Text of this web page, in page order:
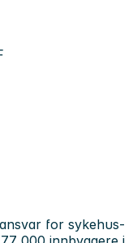
for sykehus-